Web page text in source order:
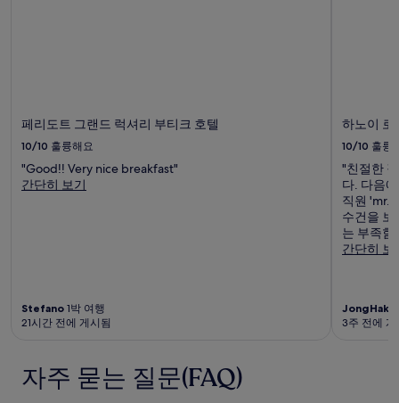
페리도트 그랜드 럭셔리 부티크 호텔
10/10 훌륭해요
"Good!! Very nice breakfast"
간단히 보기
Stefano 1박 여행
21시간 전에 게시됨
하노이 로
10/10 훌륭
"친절한
다. 다음
직원 'mr.
수건을 보
는 부족
간단히 보
JongHak
3주 전에 게
자주 묻는 질문(FAQ)